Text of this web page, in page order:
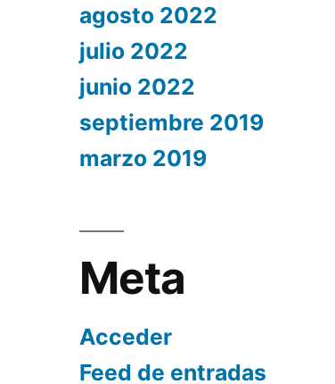
agosto 2022
julio 2022
junio 2022
septiembre 2019
marzo 2019
Meta
Acceder
Feed de entradas